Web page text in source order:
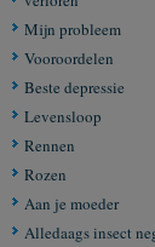
Mijn probleem
Vooroordelen
Beste depressie
Levensloop
Rennen
Rozen
Aan je moeder
Alledaags insect